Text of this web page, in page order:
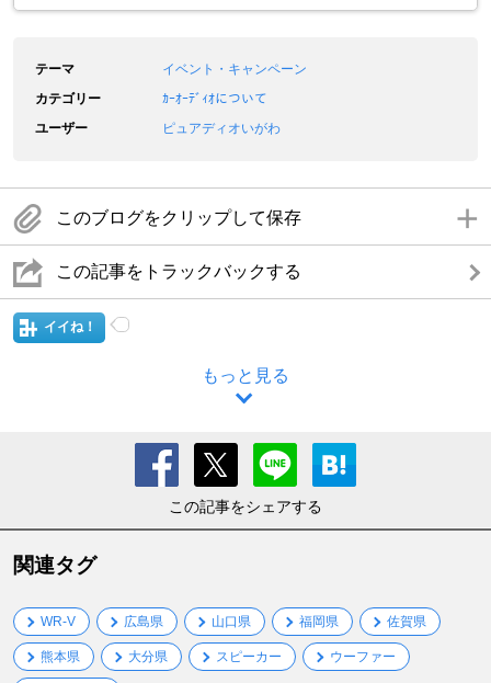
テーマ
イベント・キャンペーン
カテゴリー
ｶｰｵｰﾃﾞｨｵについて
ユーザー
ピュアディオいがわ
このブログをクリップして保存
この記事をトラックバックする
イイね！
もっと見る
この記事をシェアする
関連タグ
WR-V 広島県 山口県 福岡県 佐賀県
熊本県 大分県 スピーカー ウーファー